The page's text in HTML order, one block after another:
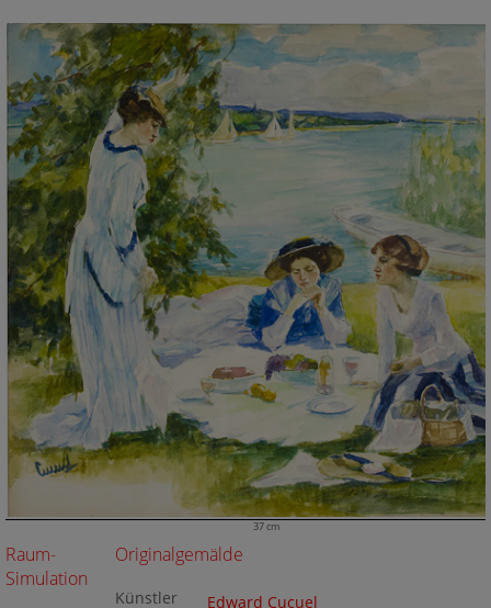
37 cm
Raum-
Simulation
Originalgemälde
Künstler
Edward Cucuel